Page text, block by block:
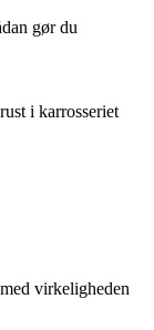
gør du
i karrosseriet
virkeligheden